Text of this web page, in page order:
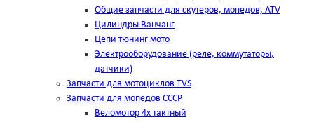
Общие запчасти для скутеров, мопедов, ATV
Цилиндры Ванчанг
Цепи тюнинг мото
Электрооборудование (реле, коммутаторы,
датчики)
Запчасти для мотоциклов TVS
Запчасти для мопедов СССР
Веломотор 4х тактный